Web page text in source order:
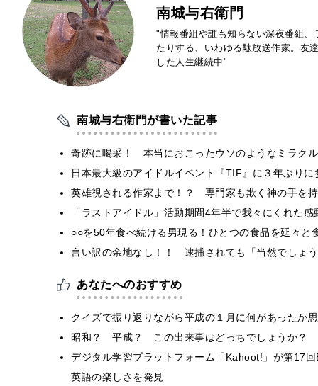
南城与右衛門
"情報番組や誰も知らない深夜番組
たりする、いわゆる駄放送作家。友
した人生継続中"
南城与右衛門が書いた記事
奇跡に喝采！ 本当におこったウソのようなミラク
日本最大級のアイドルイベント『TIF』に３年ぶりに
英雄視される作家まで！？ 専門家も欺く神の手を
「ラストアイドル」活動期間4年半で我々にくれた
○○を50年食べ続ける男現る！ひとつの食品を延々と
言い訳の余地なし！！ 逮捕されても「当然でしょ
あなたへのおすすめ
クイズで振り返りながら平成の１月に何があったか
昭和？ 平成？ この出来事はどっちでしょうか？
デジタル学習プラットフォーム「Kahoot!」が第17
英語の楽しさを発見